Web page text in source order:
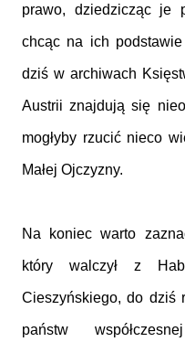
prawo, dziedzicząc je
chcąc na ich
dziś w archiwach
Austrii znajdują się
mogłyby rzucić nieco
Małej Ojczyzny.
Na koniec warto
który walczył z
Cieszyńskiego, do dziś
państw